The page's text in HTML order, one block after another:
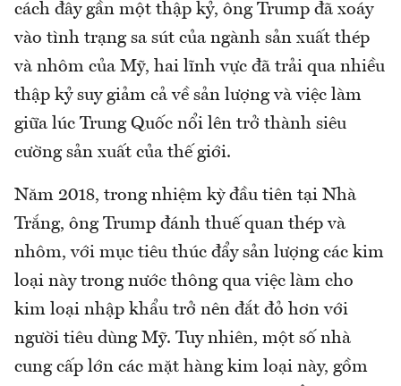
cách đây gần một thập kỷ, ông Trump đã xoáy
vào tình trạng sa sút của ngành sản xuất thép
và nhôm của Mỹ, hai lĩnh vực đã trải qua nhiều
thập kỷ suy giảm cả về sản lượng và việc làm
giữa lúc Trung Quốc nổi lên trở thành siêu
cường sản xuất của thế giới.
Năm 2018, trong nhiệm kỳ đầu tiên tại Nhà
Trắng, ông Trump đánh thuế quan thép và
nhôm, với mục tiêu thúc đẩy sản lượng các kim
loại này trong nước thông qua việc làm cho
kim loại nhập khẩu trở nên đắt đỏ hơn với
người tiêu dùng Mỹ. Tuy nhiên, một số nhà
cung cấp lớn các mặt hàng kim loại này, gồm